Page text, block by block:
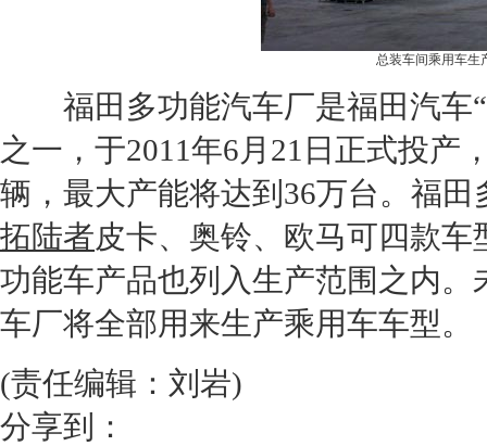
总装车间乘用车生
福田 多功能汽车厂是福田汽车
之一，于2011年6月21日正式投产
辆，最大产能将达到36万台。 福田
拓陆者皮卡、奥铃、欧马可四款
功能车产品也列入生产范围之内
车厂将全部用来生产乘用车车型。
(责任编辑：刘岩)
分享到：